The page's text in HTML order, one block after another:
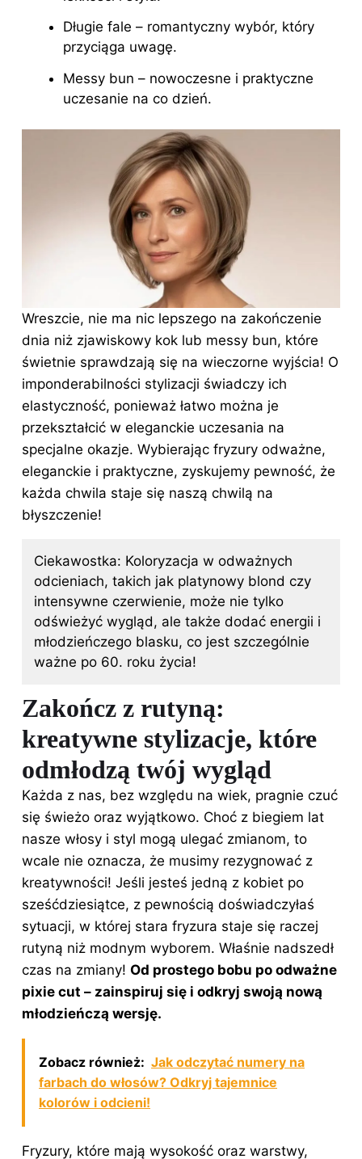
Długie fale – romantyczny wybór, który
przyciąga uwagę.
Messy bun – nowoczesne i praktyczne
uczesanie na co dzień.
Wreszcie, nie ma nic lepszego na zakończenie
dnia niż zjawiskowy kok lub messy bun, które
świetnie sprawdzają się na wieczorne wyjścia! O
imponderabilności stylizacji świadczy ich
elastyczność, ponieważ łatwo można je
przekształcić w eleganckie uczesania na
specjalne okazje. Wybierając fryzury odważne,
eleganckie i praktyczne, zyskujemy pewność, że
każda chwila staje się naszą chwilą na
błyszczenie!
Ciekawostka: Koloryzacja w odważnych
odcieniach, takich jak platynowy blond czy
intensywne czerwienie, może nie tylko
odświeżyć wygląd, ale także dodać energii i
młodzieńczego blasku, co jest szczególnie
ważne po 60. roku życia!
Zakończ z rutyną:
kreatywne stylizacje, które
odmłodzą twój wygląd
Każda z nas, bez względu na wiek, pragnie czuć
się świeżo oraz wyjątkowo. Choć z biegiem lat
nasze włosy i styl mogą ulegać zmianom, to
wcale nie oznacza, że musimy rezygnować z
kreatywności! Jeśli jesteś jedną z kobiet po
sześćdziesiątce, z pewnością doświadczyłaś
sytuacji, w której stara fryzura staje się raczej
rutyną niż modnym wyborem. Właśnie nadszedł
czas na zmiany! Od prostego bobu po odważne
pixie cut – zainspiruj się i odkryj swoją nową
młodzieńczą wersję.
Zobacz również: Jak odczytać numery na
farbach do włosów? Odkryj tajemnice
kolorów i odcieni!
Fryzury, które mają wysokość oraz warstwy,